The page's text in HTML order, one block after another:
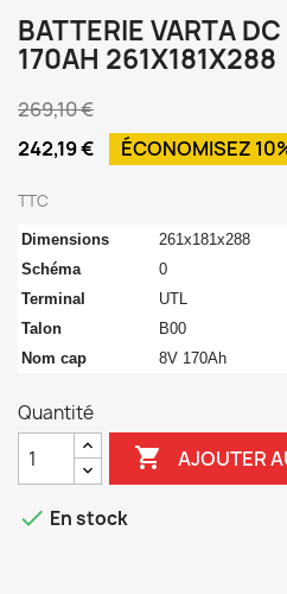
BATTERIE VARTA
170AH 261X181X288
269,10 €
242,19 €
ÉCONOMISEZ
TTC
Dimensions
261x181x288
Schéma
0
Terminal
UTL
Talon
B00
Nom cap
8V 170Ah
Quantité
 AJOUTER
 En stock